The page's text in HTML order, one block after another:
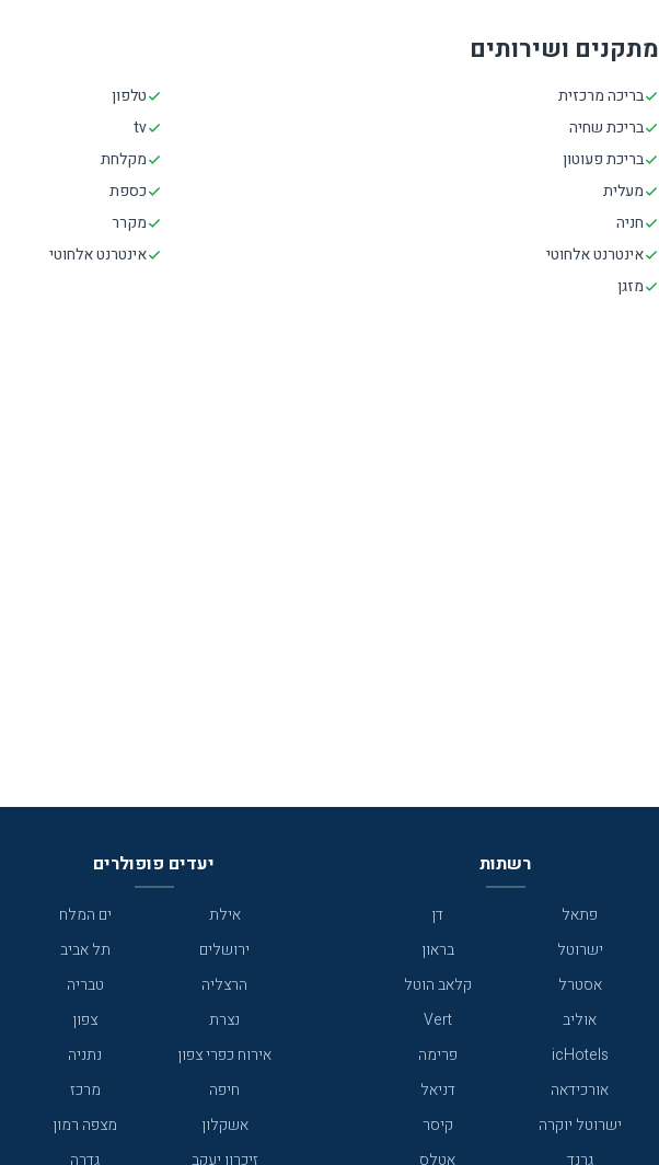
מתקנים ושירותים
בריכה מרכזית
בריכת שחיה
בריכת פעוטון
מעלית
חניה
אינטרנט אלחוטי
מזגן
טלפון
tv
מקלחת
כספת
מקרר
אינטרנט אלחוטי
רשתות
פתאל
דן
ישרוטל
בראון
אסטרל
קלאב הוטל
אוליב
Vert
icHotels
פרימה
אורכידאה
דניאל
ישרוטל יוקרה
קיסר
גרנד
אטלס
יעדים פופולרים
אילת
ים המלח
ירושלים
תל אביב
הרצליה
טבריה
נצרת
צפון
אירוח כפרי צפון
נתניה
חיפה
מרכז
אשקלון
מצפה רמון
זיכרון יעקב
גדרה